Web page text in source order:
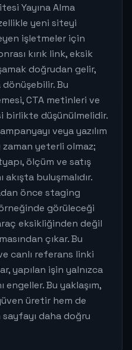
Yayına Alma
yeni siteyi
işletmeler için
kırık link, eksik
doğrudan gelir,
Bu
CTA metinleri ve
birlikte düşünülmelidir.
veya yazılım
zaman yeterli olmaz;
ölçüm ve satış
buluşmalıdır.
önce staging
görüleceği
eksikliğinden değil
çıkar. Bu
canlı referans linki
yapılan işin yalnızca
engeller. Bu yaklaşım,
üretir hem de
daha doğru